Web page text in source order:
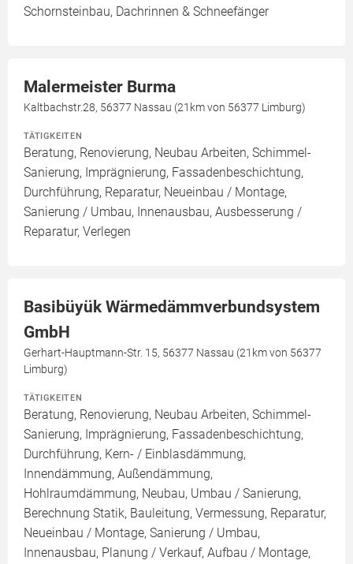
Schornsteinbau, Dachrinnen & Schneefänger
Malermeister Burma
Kaltbachstr.28, 56377 Nassau (21km von 56377 Limburg)
TÄTIGKEITEN
Beratung, Renovierung, Neubau Arbeiten, Schimmel-
Sanierung, Imprägnierung, Fassadenbeschichtung,
Durchführung, Reparatur, Neueinbau / Montage,
Sanierung / Umbau, Innenausbau, Ausbesserung /
Reparatur, Verlegen
Basibüyük Wärmedämmverbundsystem
GmbH
Gerhart-Hauptmann-Str. 15, 56377 Nassau (21km von 56377
Limburg)
TÄTIGKEITEN
Beratung, Renovierung, Neubau Arbeiten, Schimmel-
Sanierung, Imprägnierung, Fassadenbeschichtung,
Durchführung, Kern- / Einblasdämmung,
Innendämmung, Außendämmung,
Hohlraumdämmung, Neubau, Umbau / Sanierung,
Berechnung Statik, Bauleitung, Vermessung, Reparatur,
Neueinbau / Montage, Sanierung / Umbau,
Innenausbau, Planung / Verkauf, Aufbau / Montage,